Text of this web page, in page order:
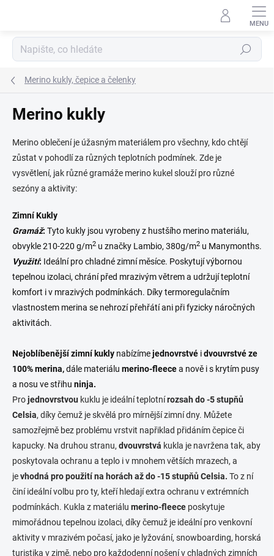
Hledat
Merino kukly, čepice a čelenky
Merino kukly
Merino oblečení je úžasným materiálem pro všechny, kdo chtějí
zůstat v pohodlí za různých teplotních podmínek. Zde je
vysvětlení, jak různé gramáže merino kukel slouží pro různé
sezóny a aktivity:
Zimní Kukly
Gramáž: Tyto kukly jsou vyrobeny z hustšího merino materiálu,
obvykle 210-220 g/m2 u značky Lambio, 380g/m2 u Manymonths.
Využití: Ideální pro chladné zimní měsíce. Poskytují výbornou
tepelnou izolaci, chrání před mrazivým větrem a udržují teplotní
komfort i v mrazivých podmínkách. Díky termoregulačním
vlastnostem merina se nehrozí přehřátí ani při fyzicky náročných
aktivitách.
Nejoblíbenější zimní kukly nabízímejednovrstvé idvouvrstvé ze
100% merina,dále materiálu merino-fleecea nově i s krytím pusy
a nosu ve střihu ninja.
Projednovrstvou kuklu je ideální teplotnírozsah do -5 stupňů
Celsia, díky čemuž je skvělá pro mírnější zimní dny. Můžete
samozřejmě bez problému vrstvit napřiklad přidáním čepice či
kapucky. Na druhou stranu, dvouvrstvá kukla je navržena tak, aby
poskytovala ochranu a teplo i v mnohem větších mrazech, a
jevhodná pro použití na horách až do -15 stupňů Celsia. To z ní
činí ideální volbu pro ty, kteří hledají extra ochranu v extrémních
podmínkách. Kukla z materiálu merino-fleece poskytuje
mimořádnou tepelnou izolaci, díky čemuž je ideální pro venkovní
aktivity v mrazivém počasí, jako je lyžování, snowboarding, horská
turistika v zimě, nebo pro každodenní nošení v chladných zimních